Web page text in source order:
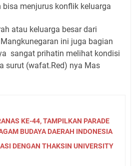
bisa menjurus konflik keluarga
atau keluarga besar dari
ini juga bagian
sangat prihatin melihat kondisi
surut (wafat.Red) nya Mas
KE-44, TAMPILKAN PARADE
BUDAYA DAERAH INDONESIA
DENGAN THAKSIN UNIVERSITY